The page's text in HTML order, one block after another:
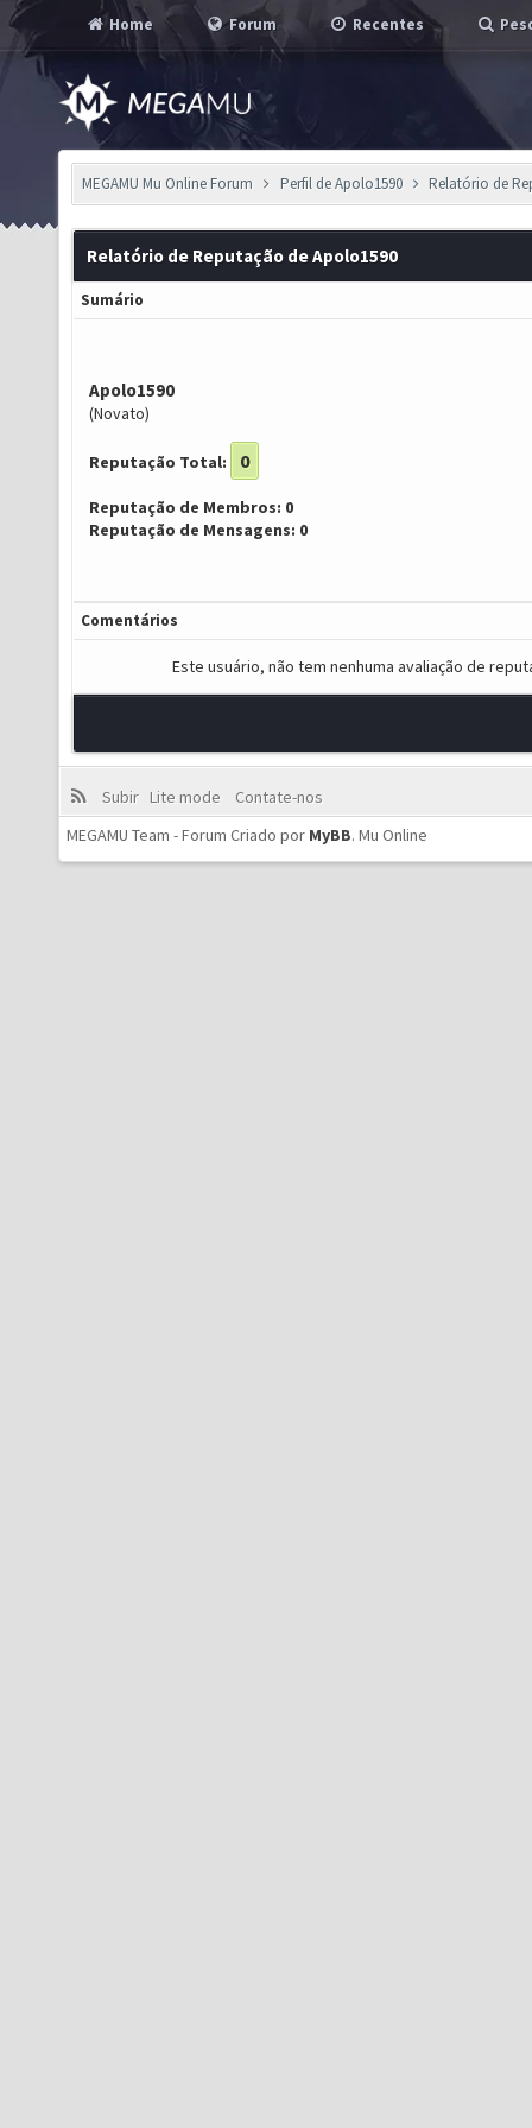
Home Forum Recentes
MEGAMU Mu Online Forum Perfil de Apolo1590 Relatório de
Relatório de Reputação de Apolo1590
Sumário
Apolo1590
(Novato)
Reputação Total: 0
Reputação de Membros: 0
Reputação de Mensagens: 0
Comentários
Este usuário, não tem nenhuma avaliação de
Subir Lite mode
Contate-nos
MEGAMU Team - Forum Criado por MyBB. Mu Online